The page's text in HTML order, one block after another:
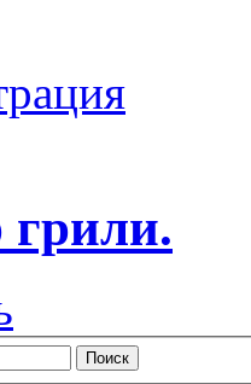
грили.